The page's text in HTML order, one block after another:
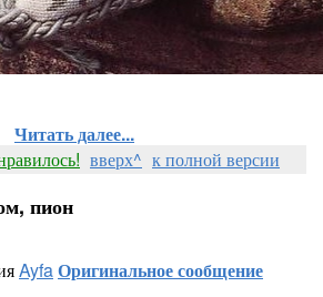
Читать далее...
вверх^ к полной версии
пион
AyfaОригинальное сообщение